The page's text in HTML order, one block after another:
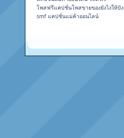
โพสฟรีแคปชั่นโพสขายของยังไงให้ปัง
smf แคปชั่นแม่ค้าออนไลน์